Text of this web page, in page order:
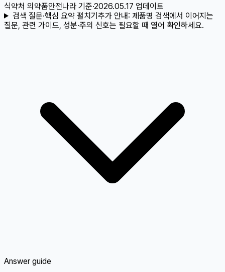
식약처 의약품안전나라 기준·2026.05.17 업데이트
검색 질문·핵심 요약 펼치기추가 안내: 제품명 검색에서 이어지는
질문, 관련 가이드, 성분·주의 신호는 필요할 때 열어 확인하세요.
Answer guide